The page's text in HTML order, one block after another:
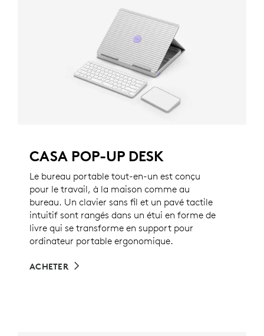
CASA POP-UP DESK
Le bureau portable tout-en-un est conçu
pour le travail, à la maison comme au
bureau. Un clavier sans fil et un pavé tactile
intuitif sont rangés dans un étui en forme de
livre qui se transforme en support pour
ordinateur portable ergonomique.
ACHETER